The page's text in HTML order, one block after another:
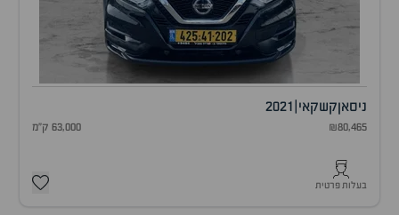
ניסאןקשקאי 2021
₪80,465 63,000 ק"מ
בעלות פרטית